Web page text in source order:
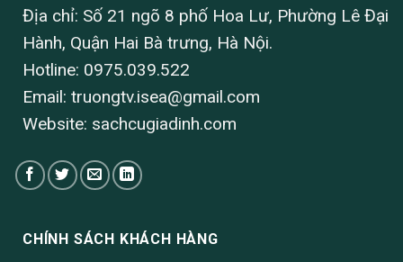
Địa chỉ: Số 21 ngõ 8 phố Hoa Lư, Phường Lê Đại
Hành, Quận Hai Bà trưng, Hà Nội.
Hotline: 0975.039.522
Email: truongtv.isea@gmail.com
Website: sachcugiadinh.com
CHÍNH SÁCH KHÁCH HÀNG